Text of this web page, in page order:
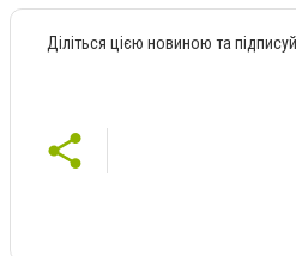
Діліться цією новиною та